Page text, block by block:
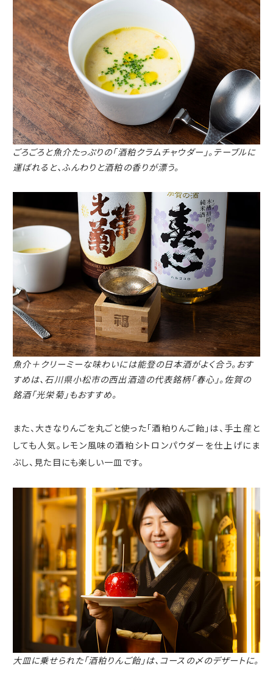
ごろごろと魚介たっぷりの「酒粕クラムチャウダー」。テーブルに
運ばれると、ふんわりと酒粕の香りが漂う。
魚介＋クリーミーな味わいには能登の日本酒がよく合う。 おす
すめは、石川県小松市の西出酒造の代表銘柄「春心」。佐賀の
銘酒「光栄菊」もおすすめ。
また、大きなりんごを丸ごと使った「酒粕りんご飴」は、手土産と
しても人気。レモン風味の酒粕シトロンパウダーを仕上げにま
ぶし、見た目にも楽しい一皿です。
大皿に乗せられた「酒粕りんご飴」は、コースの〆のデザートに。